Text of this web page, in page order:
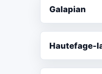
Galapian
Hautefage-